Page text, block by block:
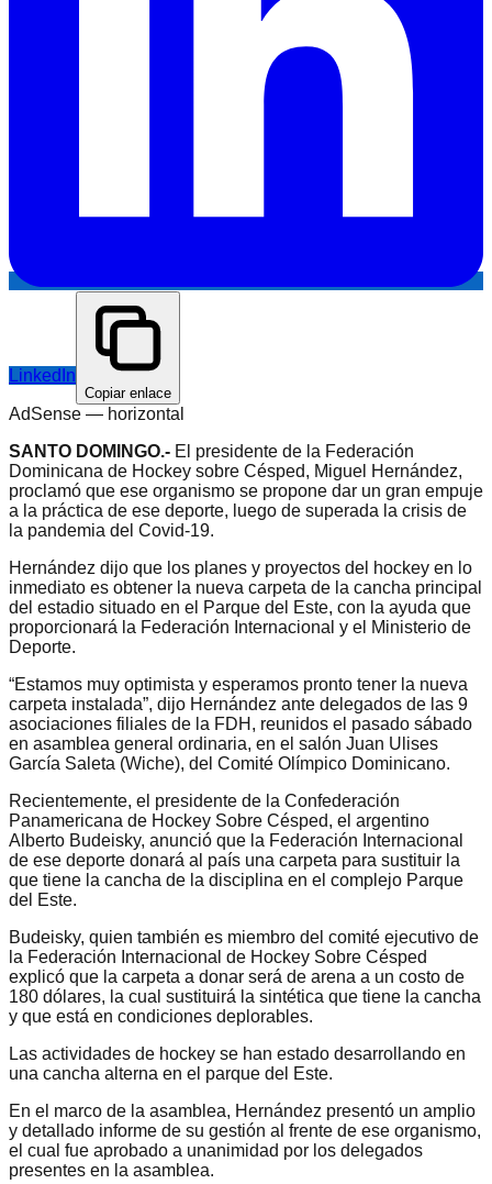
LinkedIn
Copiar enlace
AdSense — horizontal
SANTO DOMINGO.- El presidente de la Federación
Dominicana de Hockey sobre Césped, Miguel Hernández,
proclamó que ese organismo se propone dar un gran empuje
a la práctica de ese deporte, luego de superada la crisis de
la pandemia del Covid-19.
Hernández dijo que los planes y proyectos del hockey en lo
inmediato es obtener la nueva carpeta de la cancha principal
del estadio situado en el Parque del Este, con la ayuda que
proporcionará la Federación Internacional y el Ministerio de
Deporte.
“Estamos muy optimista y esperamos pronto tener la nueva
carpeta instalada”, dijo Hernández ante delegados de las 9
asociaciones filiales de la FDH, reunidos el pasado sábado
en asamblea general ordinaria, en el salón Juan Ulises
García Saleta (Wiche), del Comité Olímpico Dominicano.
Recientemente, el presidente de la Confederación
Panamericana de Hockey Sobre Césped, el argentino
Alberto Budeisky, anunció que la Federación Internacional
de ese deporte donará al país una carpeta para sustituir la
que tiene la cancha de la disciplina en el complejo Parque
del Este.
Budeisky, quien también es miembro del comité ejecutivo de
la Federación Internacional de Hockey Sobre Césped
explicó que la carpeta a donar será de arena a un costo de
180 dólares, la cual sustituirá la sintética que tiene la cancha
y que está en condiciones deplorables.
Las actividades de hockey se han estado desarrollando en
una cancha alterna en el parque del Este.
En el marco de la asamblea, Hernández presentó un amplio
y detallado informe de su gestión al frente de ese organismo,
el cual fue aprobado a unanimidad por los delegados
presentes en la asamblea.